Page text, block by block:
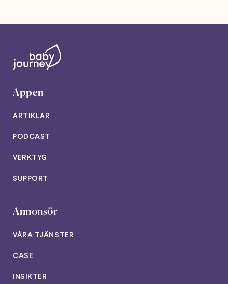
Appen
ARTIKLAR
PODCAST
VERKTYG
SUPPORT
Annonsör
VÅRA TJÄNSTER
CASE
INSIKTER